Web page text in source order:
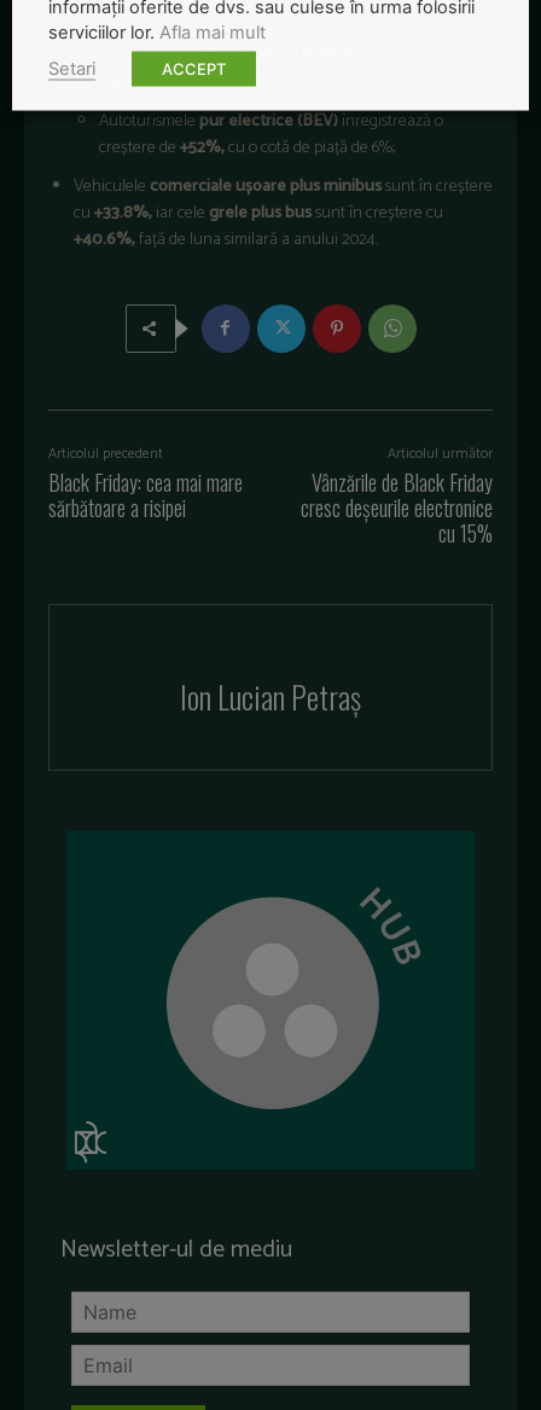
de +63%,cu o cotă de piață de 17.9%;
Autoturismeleplug-in hibrid (PHEV)
86%,cu o cotă de piață de 6.5%;
Autoturismelepur electrice (BEV)înregistrează o
creștere de+52%,cu o cotă de piață de 6%;
Vehiculele comerciale ușoare plus minibussunt în creștere
cu+33.8%,iar cele grele plus bussunt în creștere cu
+40.6%,față de luna similară a anului 2024.
Articolul precedent
Black Friday: cea mai mare
sărbătoare a risipei
Articolul următor
Vânzările de Black Friday
cresc deșeurile electronice
cu 15%
Ion Lucian Petraș
Newsletter-ul de mediu
informații oferite de dvs. sau culese în urma folosirii
serviciilor lor. Afla mai mult
Setari
ACCEPT